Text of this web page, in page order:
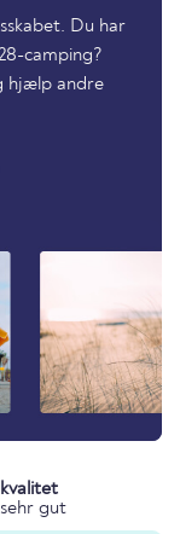
Du har
camping?
hjælp andre
gut